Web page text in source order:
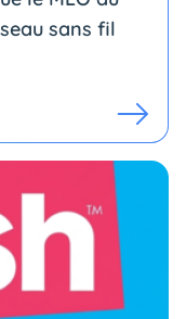
sans fil